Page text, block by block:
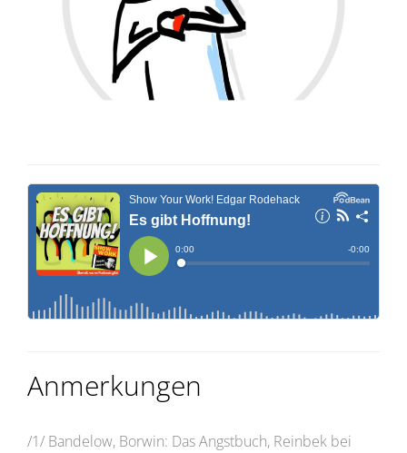
Anmerkungen
/1/ Bandelow, Borwin: Das Angstbuch, Reinbek bei